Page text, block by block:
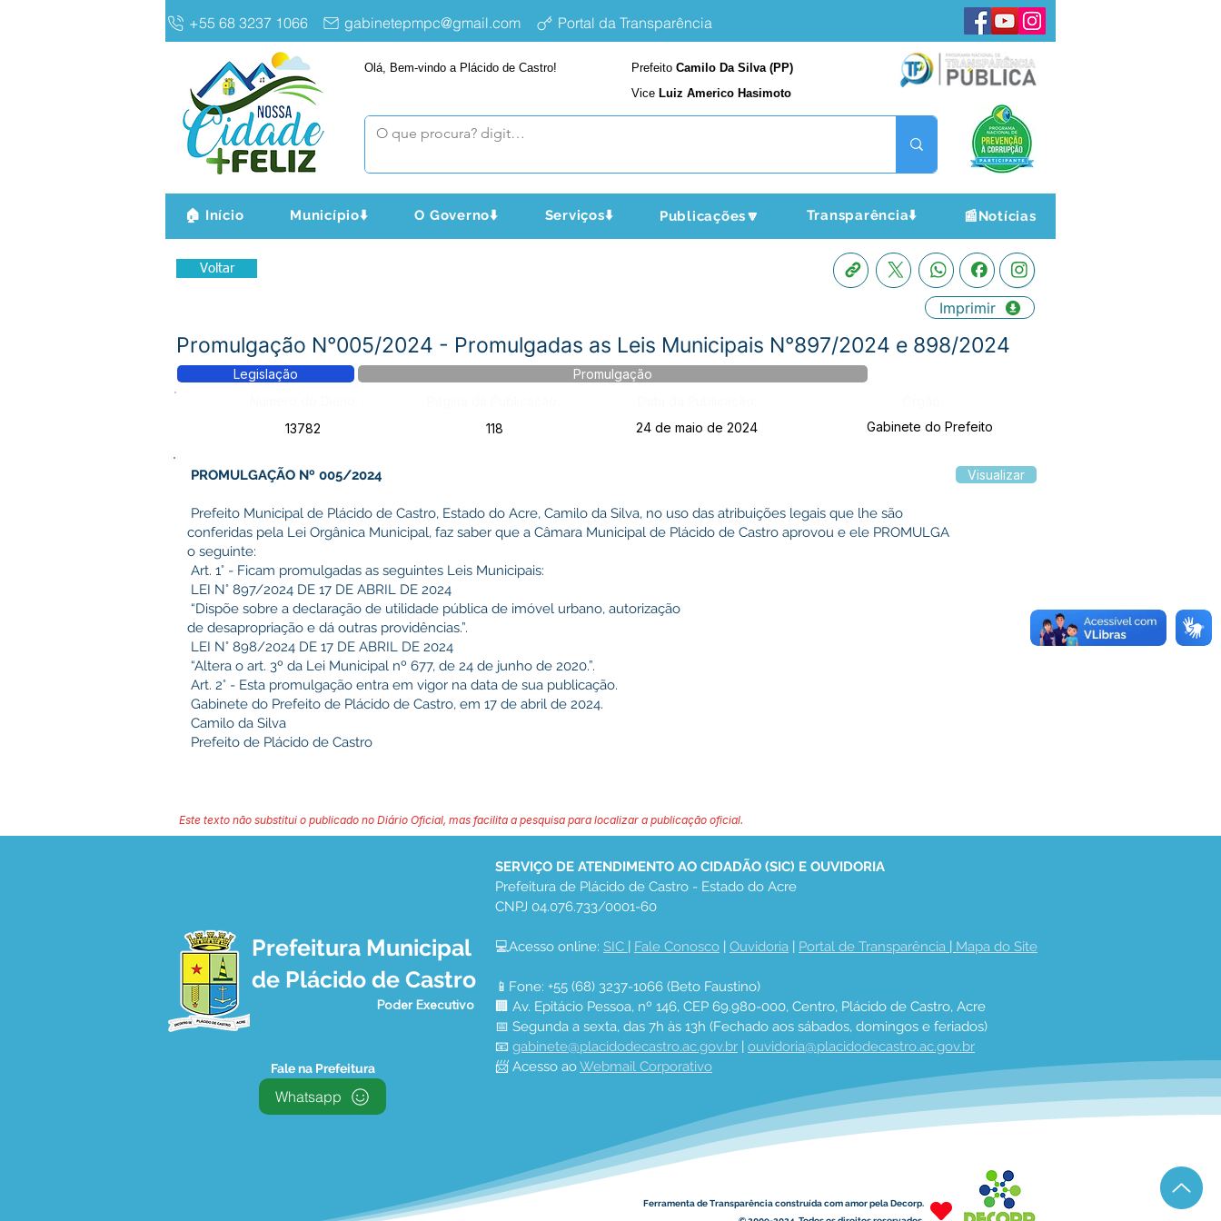
+55 68 3237 1066 gabinetepmpc@gmail.com Portal da Transparência
Olá, Bem-vindo a Plácido de Castro! Prefeito Camilo Da Silva (PP)
Vice Luiz Americo Hasimoto
🏠 Início Município⬇️ O Governo⬇️ Serviços⬇️ Publicações🔽 Transparência⬇️ 📰Notícias
Voltar
Imprimir
Promulgação N°005/2024 - Promulgadas as Leis Municipais N°897/2024 e 898/2024
Legislação
Promulgação
13782
118 24 de maio de 2024 Gabinete do Prefeito
PROMULGAÇÃO Nº 005/2024
Prefeito Municipal de Plácido de Castro, Estado do Acre, Camilo da Silva, no uso das atribuições legais que lhe são
conferidas pela Lei Orgânica Municipal, faz saber que a Câmara Municipal de Plácido de Castro aprovou e ele PROMULGA
o seguinte:
Art. 1° - Ficam promulgadas as seguintes Leis Municipais:
LEI N° 897/2024 DE 17 DE ABRIL DE 2024
“Dispõe sobre a declaração de utilidade pública de imóvel urbano, autorização
de desapropriação e dá outras providências.”.
LEI N° 898/2024 DE 17 DE ABRIL DE 2024
“Altera o art. 3º da Lei Municipal nº 677, de 24 de junho de 2020.”.
Art. 2° - Esta promulgação entra em vigor na data de sua publicação.
Gabinete do Prefeito de Plácido de Castro, em 17 de abril de 2024.
Camilo da Silva
Prefeito de Plácido de Castro
Visualizar
Este texto não substitui o publicado no Diário Oficial, mas facilita a pesquisa para localizar a publicação oficial.
Prefeitura Municipal
de Plácido de Castro
Poder Executivo
Fale na Prefeitura
Whatsapp
SERVIÇO DE ATENDIMENTO AO CIDADÃO (SIC) E OUVIDORIA
Prefeitura de Plácido de Castro - Estado do Acre
CNPJ 04.076.733/0001-60
💻Acesso online: SIC | Fale Conosco | Ouvidoria | Portal de Transparência | Mapa do Site
📱Fone: +55 (68) 3237-1066 (Beto Faustino)
🏢 Av. Epitácio Pessoa, nº 146, CEP 69.980-000, Centro, Plácido de Castro, Acre
📅 Segunda a sexta, das 7h às 13h (Fechado aos sábados, domingos e feriados)
📧 gabinete@placidodecastro.ac.gov.br | ouvidoria@placidodecastro.ac.gov.br
📨 Acesso ao Webmail Corporativo
Ferramenta de Transparência construída com amor pela Decorp.